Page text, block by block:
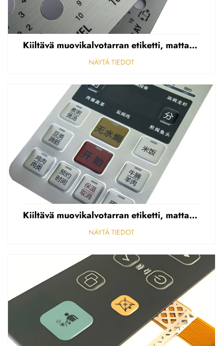
Kiiltävä muovikalvotarran etiketti, mattapintainen etupaneelin tarran etiketti, korostettu polycarbonaattipäällys
NÄYTÄ TIEDOT
Kiiltävä muovikalvotarran etiketti, mattapintainen etupaneelin tarran etiketti, korostettu polycarbonaattipäällys
NÄYTÄ TIEDOT